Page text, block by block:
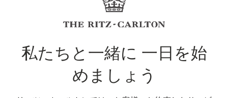
私たちと一緒に 一日を始
めましょう